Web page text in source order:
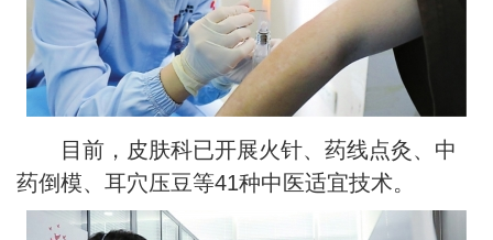
目前，皮肤科已开展火针、药线点灸、中
药倒模、耳穴压豆等41种中医适宜技术。